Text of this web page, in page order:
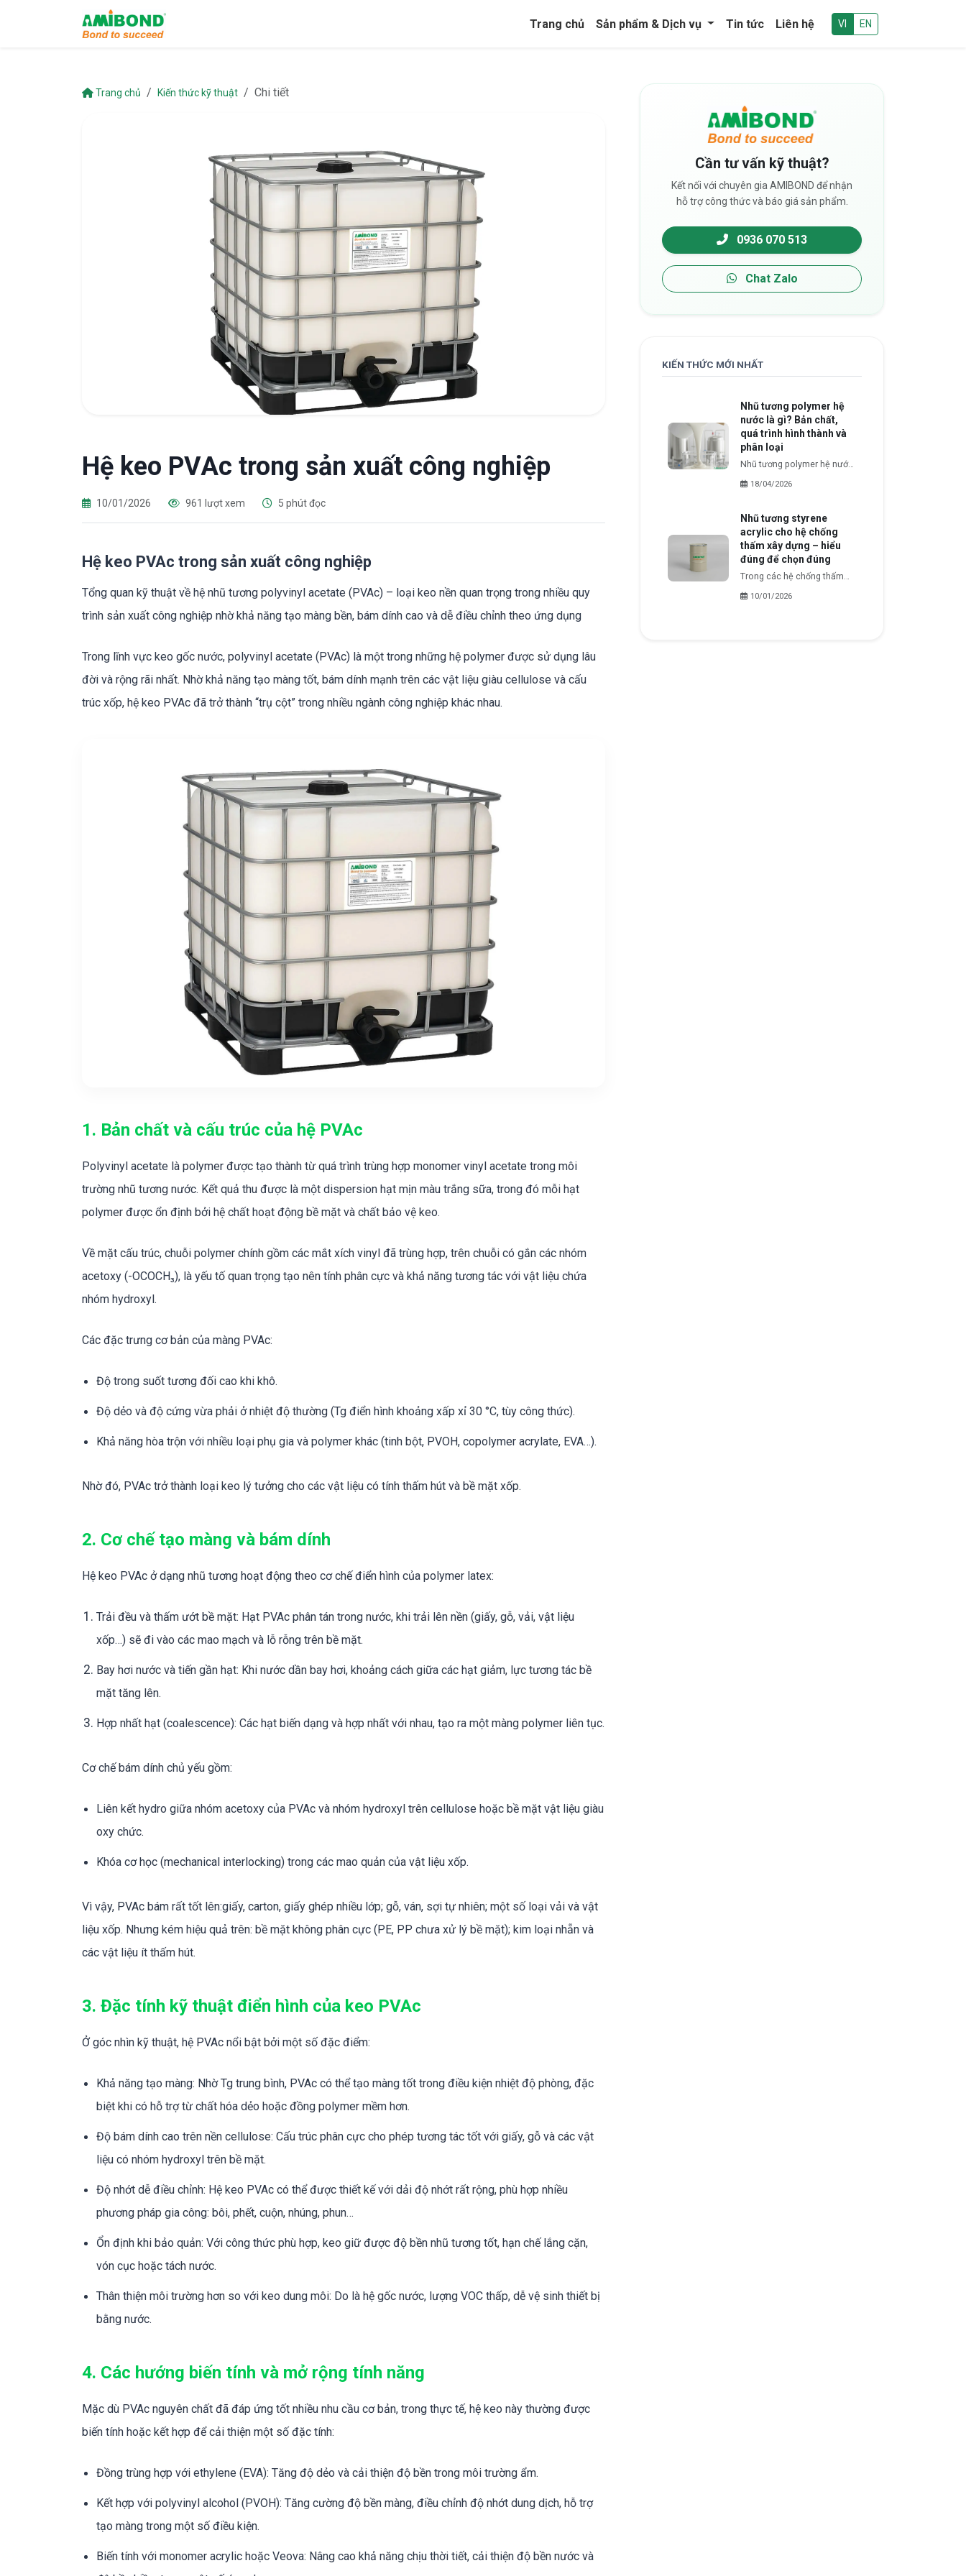
VI EN
Trang chủ Sản phẩm & Dịch vụ Tin tức Liên hệ
Trang chủ Kiến thức kỹ thuật Chi tiết
Hệ keo PVAc trong sản xuất công nghiệp
10/01/2026 961 lượt xem 5 phút đọc
Hệ keo PVAc trong sản xuất công nghiệp
Tổng quan kỹ thuật về hệ nhũ tương polyvinyl acetate (PVAc) – loại keo nền quan trọng trong nhiều quy
trình sản xuất công nghiệp nhờ khả năng tạo màng bền, bám dính cao và dễ điều chỉnh theo ứng dụng
Trong lĩnh vực keo gốc nước, polyvinyl acetate (PVAc) là một trong những hệ polymer được sử dụng lâu
đời và rộng rãi nhất. Nhờ khả năng tạo màng tốt, bám dính mạnh trên các vật liệu giàu cellulose và cấu
trúc xốp, hệ keo PVAc đã trở thành “trụ cột” trong nhiều ngành công nghiệp khác nhau.
1. Bản chất và cấu trúc của hệ PVAc
Polyvinyl acetate là polymer được tạo thành từ quá trình trùng hợp monomer vinyl acetate trong môi
trường nhũ tương nước. Kết quả thu được là một dispersion hạt mịn màu trắng sữa, trong đó mỗi hạt
polymer được ổn định bởi hệ chất hoạt động bề mặt và chất bảo vệ keo.
Về mặt cấu trúc, chuỗi polymer chính gồm các mắt xích vinyl đã trùng hợp, trên chuỗi có gắn các nhóm
acetoxy (-OCOCH₃), là yếu tố quan trọng tạo nên tính phân cực và khả năng tương tác với vật liệu chứa
nhóm hydroxyl.
Các đặc trưng cơ bản của màng PVAc:
Độ trong suốt tương đối cao khi khô.
Độ dẻo và độ cứng vừa phải ở nhiệt độ thường (Tg điển hình khoảng xấp xỉ 30 °C, tùy công thức).
Khả năng hòa trộn với nhiều loại phụ gia và polymer khác (tinh bột, PVOH, copolymer acrylate, EVA…).
Nhờ đó, PVAc trở thành loại keo lý tưởng cho các vật liệu có tính thấm hút và bề mặt xốp.
2. Cơ chế tạo màng và bám dính
Hệ keo PVAc ở dạng nhũ tương hoạt động theo cơ chế điển hình của polymer latex:
Trải đều và thấm ướt bề mặt: Hạt PVAc phân tán trong nước, khi trải lên nền (giấy, gỗ, vải, vật liệu
xốp…) sẽ đi vào các mao mạch và lỗ rỗng trên bề mặt.
Bay hơi nước và tiến gần hạt: Khi nước dần bay hơi, khoảng cách giữa các hạt giảm, lực tương tác bề
mặt tăng lên.
Hợp nhất hạt (coalescence): Các hạt biến dạng và hợp nhất với nhau, tạo ra một màng polymer liên tục.
Cơ chế bám dính chủ yếu gồm:
Liên kết hydro giữa nhóm acetoxy của PVAc và nhóm hydroxyl trên cellulose hoặc bề mặt vật liệu giàu
oxy chức.
Khóa cơ học (mechanical interlocking) trong các mao quản của vật liệu xốp.
Vì vậy, PVAc bám rất tốt lên:giấy, carton, giấy ghép nhiều lớp; gỗ, ván, sợi tự nhiên; một số loại vải và vật
liệu xốp. Nhưng kém hiệu quả trên: bề mặt không phân cực (PE, PP chưa xử lý bề mặt); kim loại nhẵn và
các vật liệu ít thấm hút.
3. Đặc tính kỹ thuật điển hình của keo PVAc
Ở góc nhìn kỹ thuật, hệ PVAc nổi bật bởi một số đặc điểm:
Khả năng tạo màng: Nhờ Tg trung bình, PVAc có thể tạo màng tốt trong điều kiện nhiệt độ phòng, đặc
biệt khi có hỗ trợ từ chất hóa dẻo hoặc đồng polymer mềm hơn.
Độ bám dính cao trên nền cellulose: Cấu trúc phân cực cho phép tương tác tốt với giấy, gỗ và các vật
liệu có nhóm hydroxyl trên bề mặt.
Độ nhớt dễ điều chỉnh: Hệ keo PVAc có thể được thiết kế với dải độ nhớt rất rộng, phù hợp nhiều
phương pháp gia công: bôi, phết, cuộn, nhúng, phun…
Ổn định khi bảo quản: Với công thức phù hợp, keo giữ được độ bền nhũ tương tốt, hạn chế lắng cặn,
vón cục hoặc tách nước.
Thân thiện môi trường hơn so với keo dung môi: Do là hệ gốc nước, lượng VOC thấp, dễ vệ sinh thiết bị
bằng nước.
4. Các hướng biến tính và mở rộng tính năng
Mặc dù PVAc nguyên chất đã đáp ứng tốt nhiều nhu cầu cơ bản, trong thực tế, hệ keo này thường được
biến tính hoặc kết hợp để cải thiện một số đặc tính:
Đồng trùng hợp với ethylene (EVA): Tăng độ dẻo và cải thiện độ bền trong môi trường ẩm.
Kết hợp với polyvinyl alcohol (PVOH): Tăng cường độ bền màng, điều chỉnh độ nhớt dung dịch, hỗ trợ
tạo màng trong một số điều kiện.
Biến tính với monomer acrylic hoặc Veova: Nâng cao khả năng chịu thời tiết, cải thiện độ bền nước và
Cần tư vấn kỹ thuật?
Kết nối với chuyên gia AMIBOND để nhận
hỗ trợ công thức và báo giá sản phẩm.
0936 070 513
Chat Zalo
KIẾN THỨC MỚI NHẤT
Nhũ tương polymer hệ
nước là gì? Bản chất,
quá trình hình thành và
phân loại
Nhũ tương polymer hệ nước
là một hệ phân tán trong đó
và tồn tại ổn định trong môi
trường nước.
18/04/2026
Nhũ tương styrene
acrylic cho hệ chống
thấm xây dựng – hiểu
đúng để chọn đúng
Trong các hệ chống thấm
gốc nước hiện nay, đặc biệt
10/01/2026